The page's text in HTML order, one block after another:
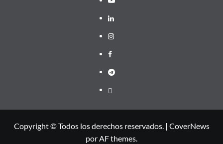
LinkedIn
Instagram
Facebook
Telegram
PayPal
Copyright © Todos los derechos reservados. | CoverNews
por AF themes.